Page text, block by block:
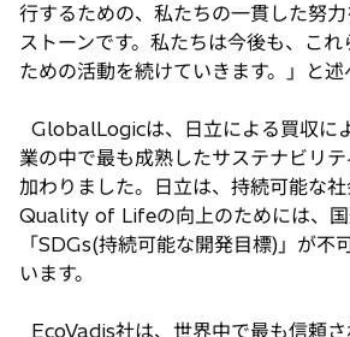
行するための、私たちの一貫した努
ストーンです。私たちは今後も、こ
ための活動を続けていきます。」と述
GlobalLogicは、日立による買収に
業の中で最も成熟したサステナビリ
加わりました。日立は、持続可能な
Quality of Lifeの向上のためには、国
「SDGs(持続可能な開発目標)」が不
います。
EcoVadis社は、世界中で最も信頼